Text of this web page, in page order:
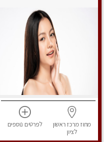
מחוז מרכזראשון
לציון
לפרטים נוספים